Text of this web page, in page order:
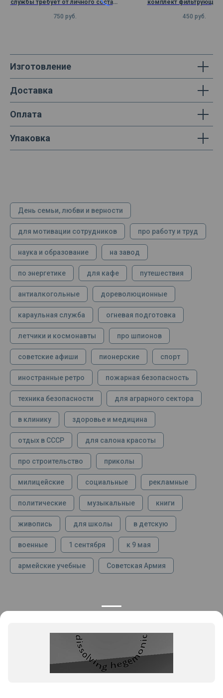
службы требует от личного состава
непреклонной решимости и
750 руб.
комплект
450 руб.
Изготовление
Доставка
Оплата
Упаковка
День семьи, любви и верности
для мотивации сотрудников про работу и труд
наука и образование на завод
по энергетике для кафе путешествия
антиалкогольные дореволюционные
караульная служба огневая подготовка
летчики и космонавты про шпионов
советские афиши пионерские спорт
иностранные ретро пожарная безопасность
техника безопасности для аграрного сектора
в клинику здоровье и медицина
отдых в СССР для салона красоты
про строительство приколы
милицейские социальные рекламные
политические музыкальные книги
живопись для школы в детскую
военные 1 сентября к 9 мая
армейские учебные Советская Армия
+7 925 282 34 40
ПРОДУКЦИЯ
Каталог